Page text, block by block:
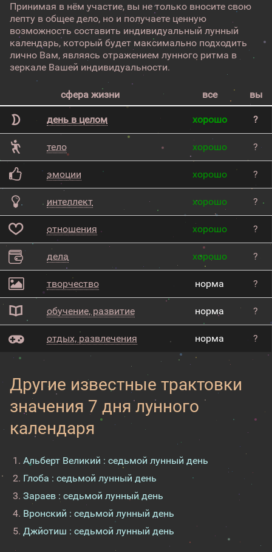
Принимая в нём участие, вы не только вносите свою
лепту в общее дело, но и получаете ценную
возможность составить индивидуальный лунный
календарь, который будет максимально подходить
лично Вам, являясь отражением лунного ритма в
зеркале Вашей индивидуальности.
сфера жизни все вы
день в целом хорошо ?
тело хорошо ?
эмоции хорошо ?
интеллект хорошо ?
отношения хорошо ?
дела хорошо ?
творчество норма ?
обучение, развитие норма ?
отдых, развлечения норма ?
Другие известные трактовки
значения 7 дня лунного
календаря
Альберт Великий : седьмой лунный день
Глоба : седьмой лунный день
Зараев : седьмой лунный день
Вронский : седьмой лунный день
Джйотиш : седьмой лунный день